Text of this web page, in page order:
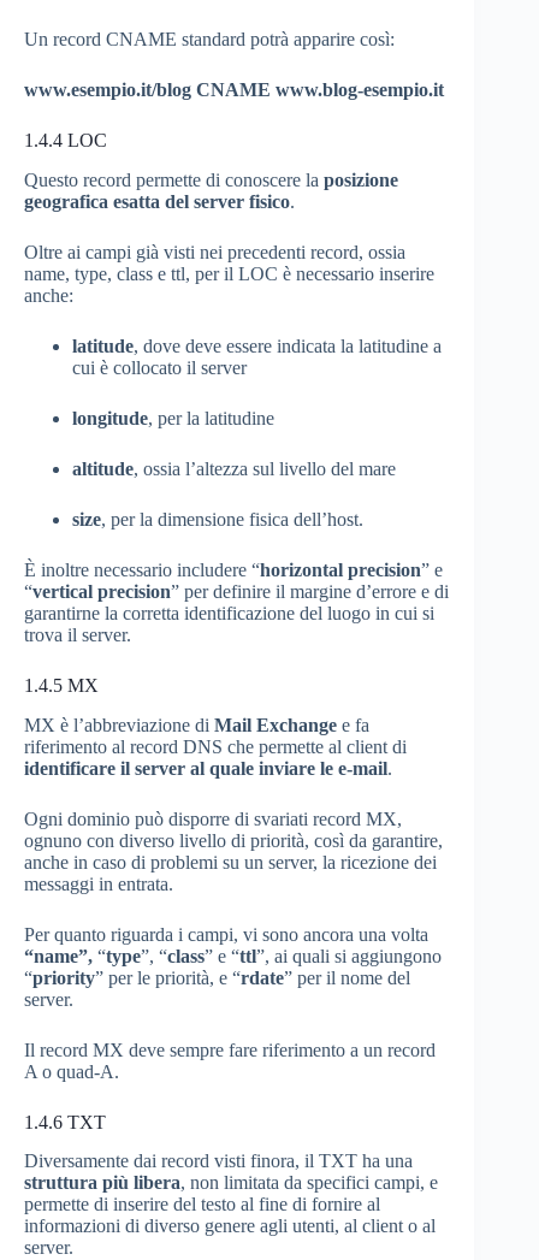
Un record CNAME standard potrà apparire così:
www.esempio.it/blog CNAME www.blog-esempio.it
1.4.4 LOC
Questo record permette di conoscere la posizione
geografica esatta del server fisico.
Oltre ai campi già visti nei precedenti record, ossia
name, type, class e ttl, per il LOC è necessario inserire
anche:
latitude, dove deve essere indicata la latitudine a
cui è collocato il server
longitude, per la latitudine
altitude, ossia l’altezza sul livello del mare
size, per la dimensione fisica dell’host.
È inoltre necessario includere “horizontal precision” e
“vertical precision” per definire il margine d’errore e di
garantirne la corretta identificazione del luogo in cui si
trova il server.
1.4.5 MX
MX è l’abbreviazione di Mail Exchange e fa
riferimento al record DNS che permette al client di
identificare il server al quale inviare le e-mail.
Ogni dominio può disporre di svariati record MX,
ognuno con diverso livello di priorità, così da garantire,
anche in caso di problemi su un server, la ricezione dei
messaggi in entrata.
Per quanto riguarda i campi, vi sono ancora una volta
“name”, “type”, “class” e “ttl”, ai quali si aggiungono
“priority” per le priorità, e “rdate” per il nome del
server.
Il record MX deve sempre fare riferimento a un record
A o quad-A.
1.4.6 TXT
Diversamente dai record visti finora, il TXT ha una
struttura più libera, non limitata da specifici campi, e
permette di inserire del testo al fine di fornire al
informazioni di diverso genere agli utenti, al client o al
server.